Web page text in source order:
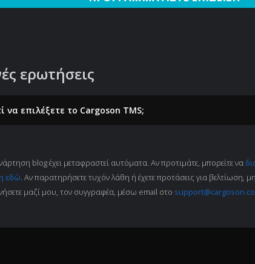
ερωτήσεις
να επιλέξετε το Cargoson TMS;
blog έχει μεταφραστεί αυτόματα. Αν προτιμάτε, μπορείτε να
εδώ. Αν παρατηρήσετε τυχόν λάθη ή έχετε προτάσεις για βελτίωση,
μαζί μου, τον συγγραφέα, μέσω email στο